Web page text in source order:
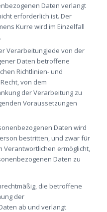
Daten verlangt
erforderlich ist. Der
Kurre wird im Einzelfall
VerarbeitungJede von der
Daten betroffene
Richtlinien- und
von dem
der Verarbeitung zu
Voraussetzungen
Daten wird
bestritten, und zwar für
Verantwortlichen ermöglicht,
Daten zu
die betroffene
der
ab und verlangt